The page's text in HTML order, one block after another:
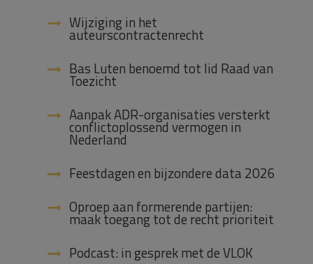
Wijziging in het
auteurscontractenrecht
Bas Luten benoemd tot lid Raad van
Toezicht
Aanpak ADR-organisaties versterkt
conflictoplossend vermogen in
Nederland
Feestdagen en bijzondere data 2026
Oproep aan formerende partijen:
maak toegang tot de recht prioriteit
Podcast: in gesprek met de VLOK